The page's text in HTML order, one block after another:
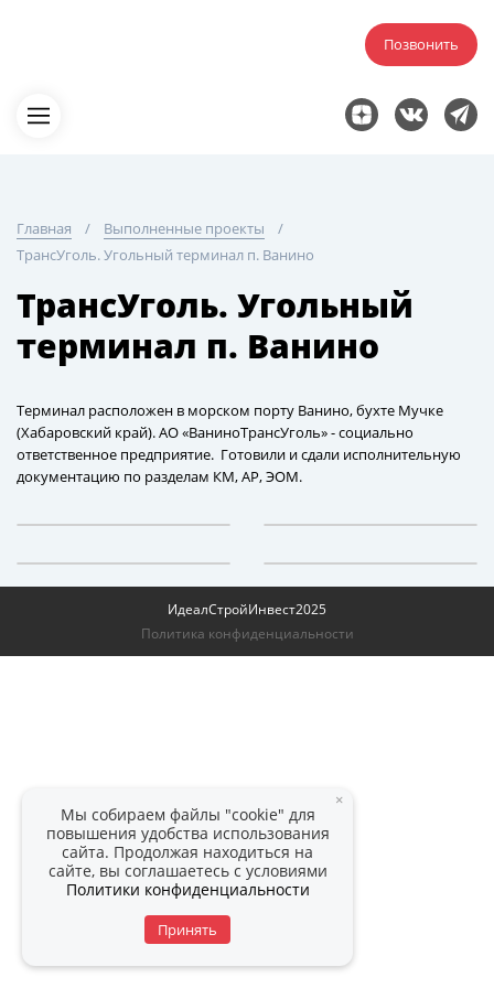
Позвонить
Главная
Выполненные проекты
ТрансУголь. Угольный терминал п. Ванино
ТрансУголь. Угольный
терминал п. Ванино
Терминал расположен в морском порту Ванино, бухте Мучке
(Хабаровский край). АО «ВаниноТрансУголь» - социально
ответственное предприятие. Готовили и сдали исполнительную
документацию по разделам КМ, АР, ЭОМ.
ИдеалСтройИнвест2025
Политика конфиденциальности
×
Мы собираем файлы "cookie" для
повышения удобства использования
сайта. Продолжая находиться на
сайте, вы соглашаетесь с условиями
Политики конфиденциальности
Принять